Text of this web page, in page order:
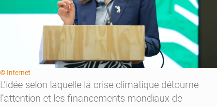
© Internet
L’idée selon laquelle la crise climatique détourne
l’attention et les financements mondiaux de